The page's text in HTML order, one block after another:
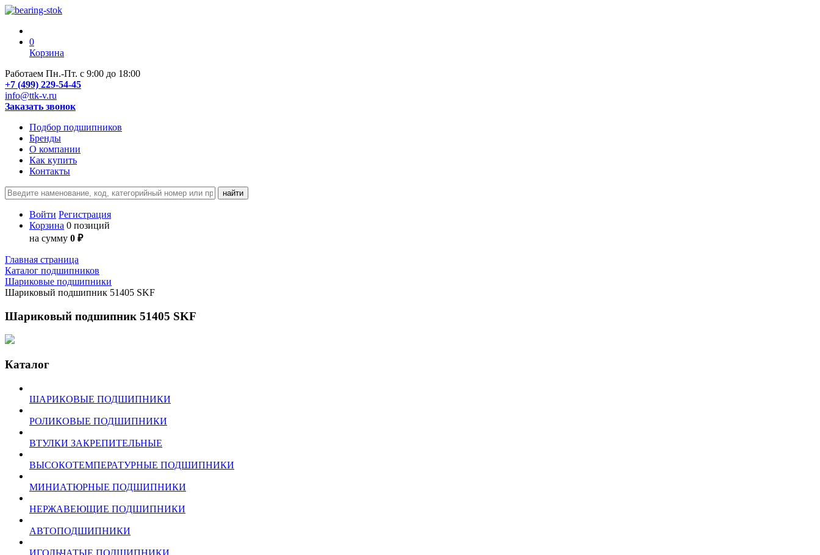
0
Корзина
Работаем Пн.-Пт. с 9:00 до 18:00
+7 (499) 229-54-45
info@ttk-v.ru
Заказать звонок
Подбор подшипников
Бренды
О компании
Как купить
Контакты
Войти Регистрация
Корзина 0 позиций
на сумму 0 ₽
Главная страница
Каталог подшипников
Шариковые подшипники
Шариковый подшипник 51405 SKF
Шариковый подшипник 51405 SKF
Каталог
ШАРИКОВЫЕ ПОДШИПНИКИ
РОЛИКОВЫЕ ПОДШИПНИКИ
ВТУЛКИ ЗАКРЕПИТЕЛЬНЫЕ
ВЫСОКОТЕМПЕРАТУРНЫЕ ПОДШИПНИКИ
МИНИАТЮРНЫЕ ПОДШИПНИКИ
НЕРЖАВЕЮЩИЕ ПОДШИПНИКИ
АВТОПОДШИПНИКИ
ИГОЛЬЧАТЫЕ ПОДШИПНИКИ